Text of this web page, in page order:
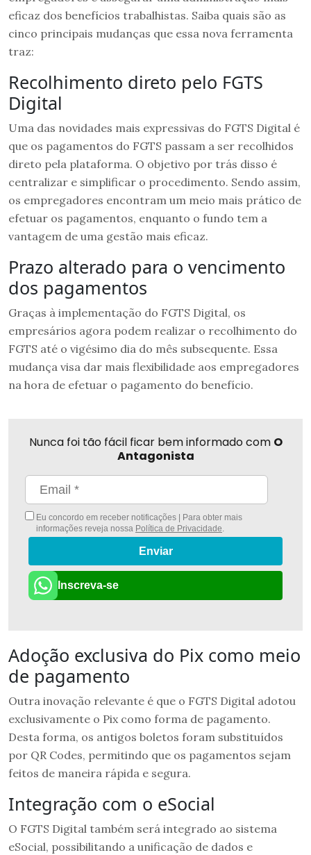
eficaz dos benefícios trabalhistas. Saiba quais são as
cinco principais mudanças que essa nova ferramenta
traz:
Recolhimento direto pelo FGTS
Digital
Uma das novidades mais expressivas do FGTS Digital é
que os pagamentos do FGTS passam a ser recolhidos
direto pela plataforma. O objetivo por trás disso é
centralizar e simplificar o procedimento. Sendo assim,
os empregadores encontram um meio mais prático de
efetuar os pagamentos, enquanto o fundo tem a
vantagem de uma gestão mais eficaz.
Prazo alterado para o vencimento
dos pagamentos
Graças à implementação do FGTS Digital, os
empresários agora podem realizar o recolhimento do
FGTS até o vigésimo dia do mês subsequente. Essa
mudança visa dar mais flexibilidade aos empregadores
na hora de efetuar o pagamento do benefício.
Nunca foi tão fácil ficar bem informado com O
Antagonista
Eu concordo em receber notificações | Para obter mais
informações reveja nossa Política de Privacidade.
Enviar
Inscreva-se
Adoção exclusiva do Pix como meio
de pagamento
Outra inovação relevante é que o FGTS Digital adotou
exclusivamente o Pix como forma de pagamento.
Desta forma, os antigos boletos foram substituídos
por QR Codes, permitindo que os pagamentos sejam
feitos de maneira rápida e segura.
Integração com o eSocial
O FGTS Digital também será integrado ao sistema
eSocial, possibilitando a unificação de dados e